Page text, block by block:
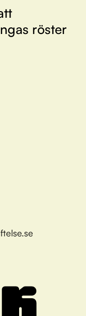
röster